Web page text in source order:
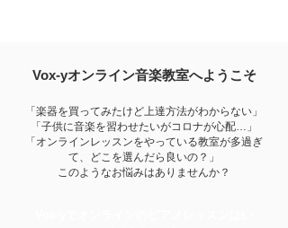
Vox-yオンライン音楽教室へようこそ
「楽器を買ってみたけど上達方法がわからない」
「子供に音楽を習わせたいがコロナが心配…」
「オンラインレッスンをやっている教室が多過ぎ
て、どこを選んだら良いの？」
このようなお悩みはありませんか？